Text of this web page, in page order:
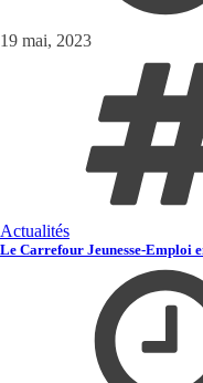
19 mai, 2023
Actualités
Le Carrefour Jeunesse-Emploi